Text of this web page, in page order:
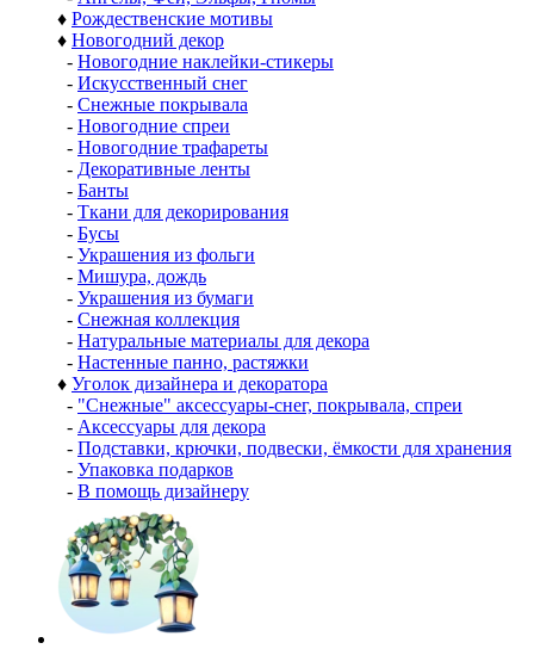
♦ Рождественские мотивы
♦ Новогодний декор
- Новогодние наклейки-стикеры
- Искусственный снег
- Снежные покрывала
- Новогодние спреи
- Новогодние трафареты
- Декоративные ленты
- Банты
- Ткани для декорирования
- Бусы
- Украшения из фольги
- Мишура, дождь
- Украшения из бумаги
- Снежная коллекция
- Натуральные материалы для декора
- Настенные панно, растяжки
♦ Уголок дизайнера и декоратора
- "Снежные" аксессуары-снег, покрывала, спреи
- Аксессуары для декора
- Подставки, крючки, подвески, ёмкости для хранения
- Упаковка подарков
- В помощь дизайнеру